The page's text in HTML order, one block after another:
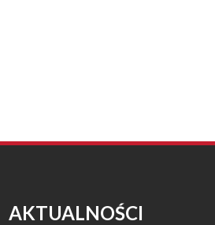
AKTUALNOŚCI